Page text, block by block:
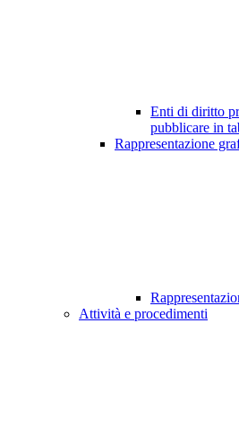
Enti di diritto
pubblicare in
Rappresentazione
Attività e procedimenti